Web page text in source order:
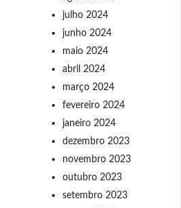
julho 2024
junho 2024
maio 2024
abril 2024
março 2024
fevereiro 2024
janeiro 2024
dezembro 2023
novembro 2023
outubro 2023
setembro 2023